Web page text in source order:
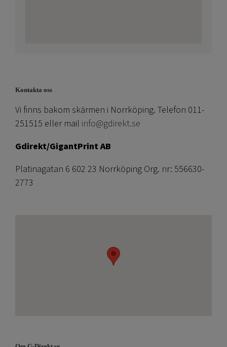
Kontakta oss
Vi finns bakom skärmen i Norrköping. Telefon 011-
251515 eller mail info@gdirekt.se
Gdirekt/GigantPrint AB
Platinagatan 6 602 23 Norrköping Org. nr: 556630-
2773